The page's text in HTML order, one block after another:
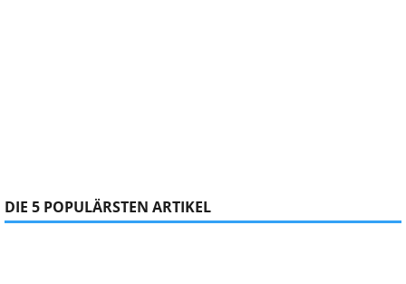
DIE 5 POPULÄRSTEN ARTIKEL